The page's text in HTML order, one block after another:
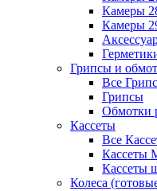
Камеры
Камеры
Грипсы и
Все
Грипсы
Обмотки
Кассеты
Все
Кассеты
Кассеты
Колеса